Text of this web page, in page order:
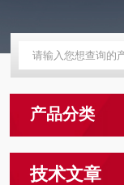
产品分类
技术文章